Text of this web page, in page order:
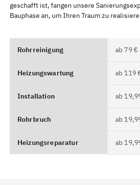
geschafft ist, fangen unsere
Bauphase an, um Ihren Traum zu
Rohrreinigung ab 79 €
Heizungswartung ab 119
Installation ab
Rohrbruch ab
Heizungsreparatur ab